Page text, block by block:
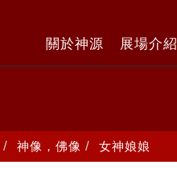
關於神源 展場介紹
神像，佛像 女神娘娘